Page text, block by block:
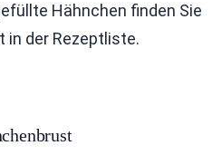
Hähnchen finden Sie
in der Rezeptliste.